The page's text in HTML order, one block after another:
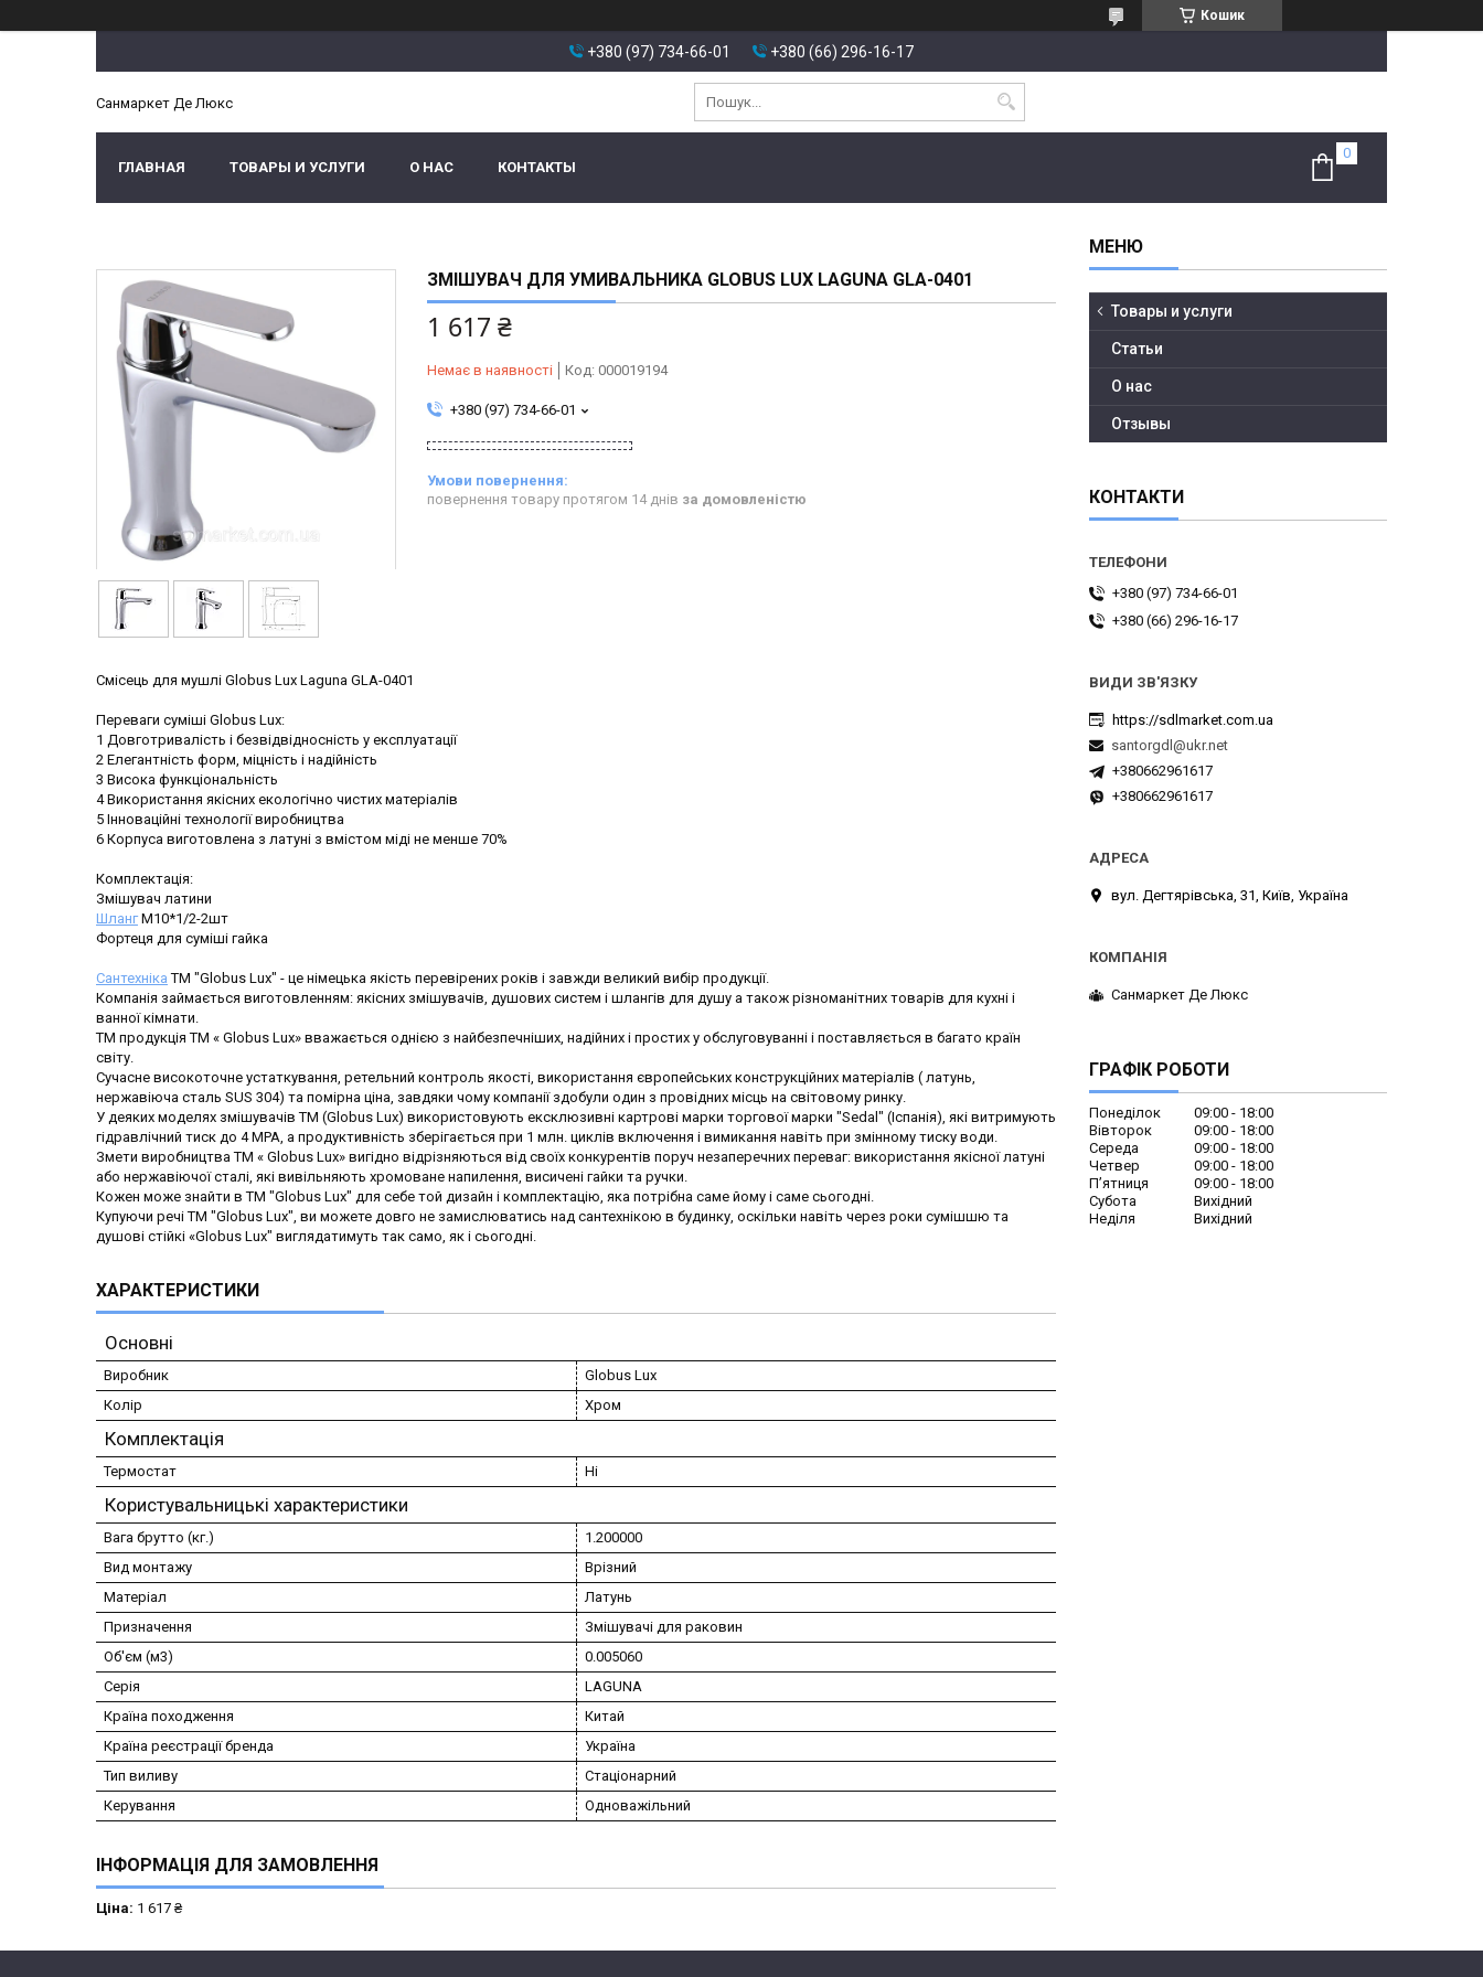
Кошик
+380 (97) 734-66-01 +380 (66) 296-16-17
Санмаркет Де Люкс
ГЛАВНАЯ ТОВАРЫ И УСЛУГИ О НАС КОНТАКТЫ
ЗМІШУВАЧ ДЛЯ УМИВАЛЬНИКА GLOBUS LUX LAGUNA GLA-0401
1 617 ₴
Немає в наявності Код: 000019194
+380 (97) 734-66-01
повернення товару протягом 14 днів за домовленістю
Cмісець для мушлі Globus Lux Laguna GLA-0401
Переваги суміші Globus Lux:
1 Довготривалість і безвідвідносність у експлуатації
2 Елегантність форм, міцність і надійність
3 Висока функціональність
4 Використання якісних екологічно чистих матеріалів
5 Інноваційні технології виробництва
6 Корпуса виготовлена з латуні з вмістом міді не менше 70%
Комплектація:
Змішувач латини
ШлангМ10*1/2-2шт
Фортеця для суміші гайка
Сантехніка ТМ "Globus Lux" - це німецька якість перевірених років і завжди великий вибір продукції.
Компанія займається виготовленням: якісних змішувачів, душових систем і шлангів для душу а також різноманітних товарів для кухні і
ванної кімнати.
ТМ продукція ТМ « Globus Lux» вважається однією з найбезпечніших, надійних і простих у обслуговуванні і поставляється в багато країн
світу.
Сучасне високоточне устаткування, ретельний контроль якості, використання європейських конструкційних матеріалів ( латунь,
нержавіюча сталь SUS 304) та помірна ціна, завдяки чому компанії здобули один з провідних місць на світовому ринку.
У деяких моделях змішувачів ТМ (Globus Lux) використовують ексклюзивні картрові марки торгової марки "Sedal" (Іспанія), які витримують
гідравлічний тиск до 4 МРА, а продуктивність зберігається при 1 млн. циклів включення і вимикання навіть при змінному тиску води.
Змети виробництва ТМ « Globus Lux» вигідно відрізняються від своїх конкурентів поруч незаперечних переваг: використання якісної латуні
або нержавіючої сталі, які вивільняють хромоване напилення, висичені гайки та ручки.
Кожен може знайти в ТМ "Globus Lux" для себе той дизайн і комплектацію, яка потрібна саме йому і саме сьогодні.
Купуючи речі ТМ "Globus Lux", ви можете довго не замислюватись над сантехнікою в будинку, оскільки навіть через роки сумішшю та
душові стійкі «Globus Lux" виглядатимуть так само, як і сьогодні.
ХАРАКТЕРИСТИКИ
Основні
Виробник
Globus Lux
Колір
Хром
Комплектація
Термостат Ні
Користувальницькі характеристики
Вага брутто (кг.)
1.200000
Вид монтажу
Врізний
Матеріал
Латунь
Призначення
Змішувачі для раковин
Об'єм (м3)
0.005060
Серія
LAGUNA
Країна походження
Китай
Країна реєстрації бренда
Україна
Тип виливу
Стаціонарний
Керування
Одноважільний
ІНФОРМАЦІЯ ДЛЯ ЗАМОВЛЕННЯ
Ціна: 1 617 ₴
Товары и услуги
Статьи
О нас
Отзывы
КОНТАКТИ
+380 (97) 734-66-01
+380 (66) 296-16-17
https://sdlmarket.com.ua
santorgdl@ukr.net
+380662961617
+380662961617
вул. Дегтярівська, 31, Київ, Україна
Санмаркет Де Люкс
ГРАФІК РОБОТИ
Понеділок 09:00
18:00
Вівторок
09:00
18:00
Середа
09:00
18:00
Четвер
09:00
18:00
Пʼятниця
09:00
18:00
Субота
Вихідний
Неділя
Вихідний